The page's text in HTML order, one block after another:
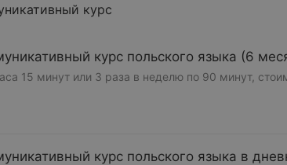
курс
курс польского языка (6
15 минут или 3 раза в неделю по 90 минут,
курс польского языка в